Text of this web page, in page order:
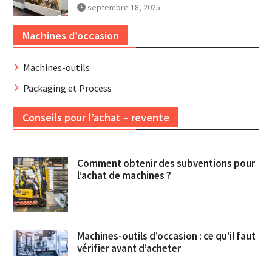
septembre 18, 2025
Machines d’occasion
Machines-outils
Packaging et Process
Conseils pour l’achat – revente
Comment obtenir des subventions pour
l’achat de machines ?
Machines-outils d’occasion : ce qu’il faut
vérifier avant d’acheter